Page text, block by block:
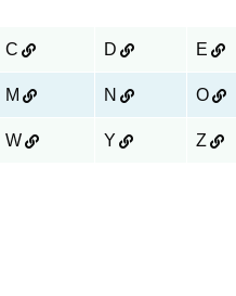
C D E
M N O
W Y Z